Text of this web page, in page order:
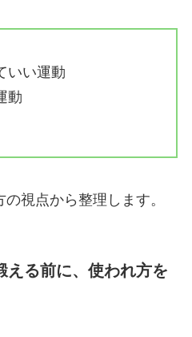
いい運動
動
視点から整理します。
える前に、使われ方を